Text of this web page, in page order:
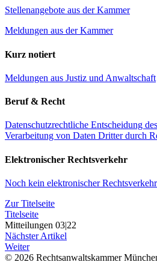
Stellenangebote aus der Kammer
Meldungen aus der Kammer
Kurz notiert
Meldungen aus Justiz und Anwaltschaft
Beruf & Recht
Datenschutzrechtliche Entscheidung
Verarbeitung von Daten Dritter durch
Elektronischer Rechtsverkehr
Noch kein elektronischer
Zur Titelseite
Titelseite
Mitteilungen 03|22
Nächster Artikel
Weiter
© 2026 Rechtsanwaltskammer